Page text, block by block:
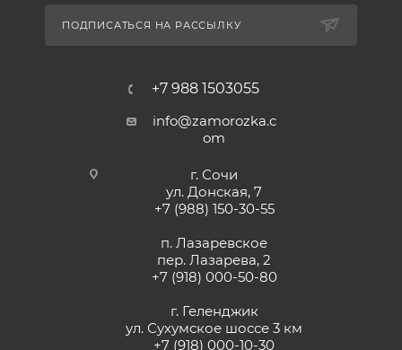
ПОДПИСАТЬСЯ НА РАССЫЛКУ
+7 988 1503055
info@zamorozka.c
om
г. Сочи
ул. Донская, 7
+7 (988) 150-30-55
п. Лазаревское
пер. Лазарева, 2
+7 (918) 000-50-80
г. Геленджик
ул. Сухумское шоссе 3 км
+7 (918) 000-10-30